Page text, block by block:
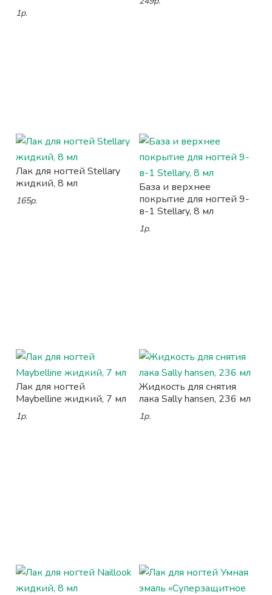
1р.
Лак для ногтей Stellary
жидкий, 8 мл
165р.
База и верхнее
покрытие для ногтей 9-
в-1 Stellary, 8 мл
1р.
Лак для ногтей
Maybelline жидкий, 7 мл
1р.
Жидкость для снятия
лака Sally hansen, 236 мл
1р.